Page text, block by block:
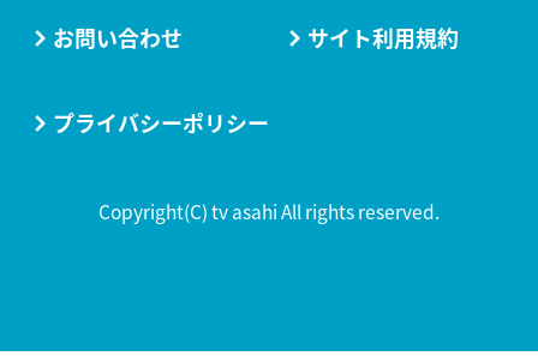
お問い合わせ サイト利用規約
プライバシーポリシー
Copyright(C) tv asahi All rights reserved.